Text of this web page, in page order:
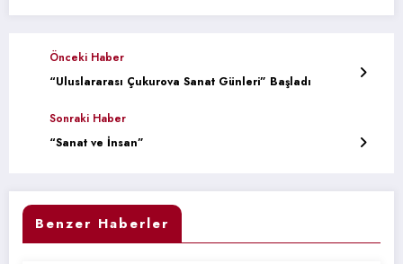
Önceki Haber
“Uluslararası Çukurova Sanat Günleri” Başladı
Sonraki Haber
“Sanat ve İnsan”
Benzer Haberler